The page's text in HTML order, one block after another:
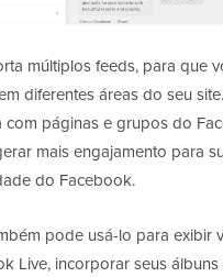
múltiplos feeds, para que
diferentes áreas do seu
com páginas e grupos do
mais engajamento para
do Facebook.
pode usá-lo para exibir
Live, incorporar seus